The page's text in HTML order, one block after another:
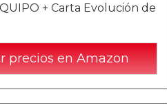
+ Carta Evolución de
precios en Amazon